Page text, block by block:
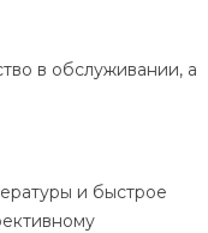
в обслуживании, а
и быстрое